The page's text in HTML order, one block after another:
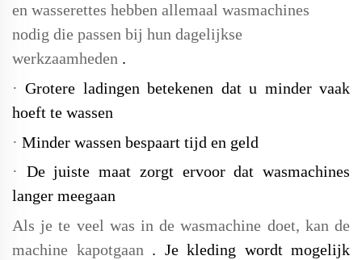
en wasserettes hebben allemaal wasmachines
nodig die passen bij hun dagelijkse
werkzaamheden .
· Grotere ladingen betekenen dat u minder vaak
hoeft te wassen
· Minder wassen bespaart tijd en geld
· De juiste maat zorgt ervoor dat wasmachines
langer meegaan
Als je te veel was in de wasmachine doet, kan de
machine kapotgaan . Je kleding wordt mogelijk